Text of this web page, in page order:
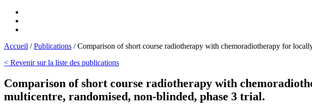
Accueil /Publications /Comparison of short course radiotherapy with chemoradiotherapy for
< Revenir sur la liste des publications
Comparison of short course radiotherapy with
multicentre, randomised, non-blinded, phase 3 trial.